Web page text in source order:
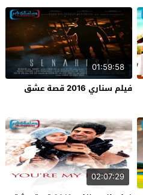
01:59:58
فيلم سناري 2016 قصة عشق
02:07:29